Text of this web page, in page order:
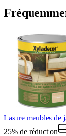
Lasure meubles de
25% de réduction